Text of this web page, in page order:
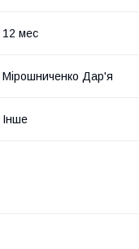
12 мес
Мірошниченко Дар'я
Інше